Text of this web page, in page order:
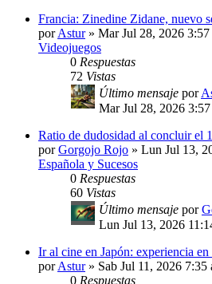
Francia: Zinedine Zidane, nuevo
porAstur» Mar Jul 28, 2026 3:57
Videojuegos
0 Respuestas
72 Vistas
Último mensaje por
Mar Jul 28, 2026
Ratio de dudosidad al concluir el
porGorgojo Rojo » Lun Jul 13,
Española y Sucesos
0 Respuestas
60 Vistas
Último mensaje por
Lun Jul 13, 2026
Ir al cine en Japón: experiencia en
porAstur» Sab Jul 11, 2026 7:35
0 Respuestas